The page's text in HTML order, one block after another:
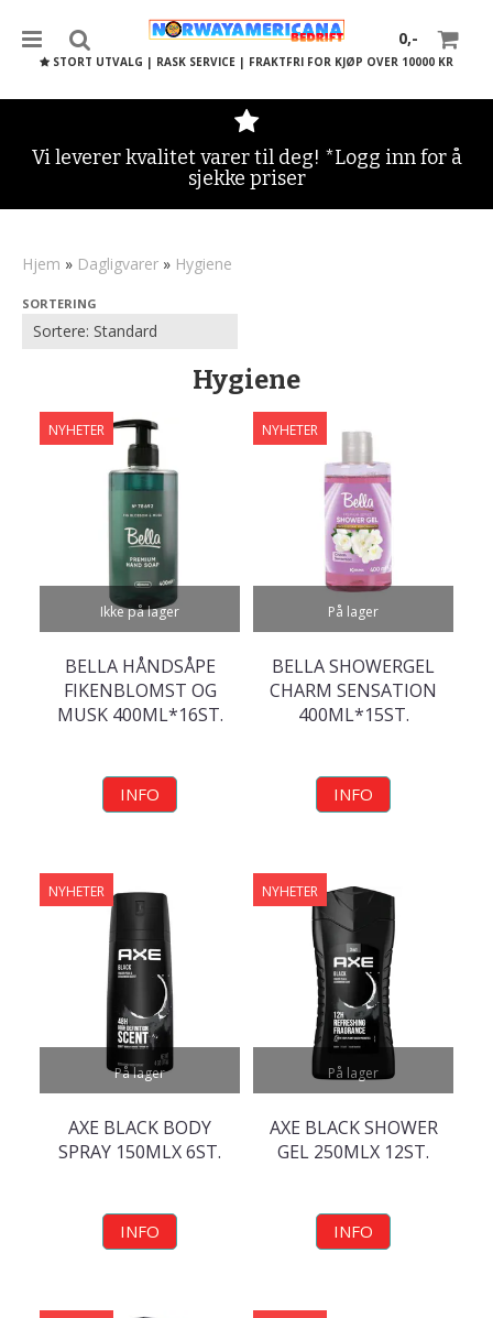
0,-
STORT UTVALG | RASK SERVICE | FRAKTFRI FOR KJØP OVER 10000 KR
Vi leverer kvalitet varer til deg! *Logg inn for å
sjekke priser
Hjem » Dagligvarer » Hygiene
SORTERING
Hygiene
Ikke på lager
NYHETER
BELLA HÅNDSÅPE
FIKENBLOMST OG
MUSK 400ML*16ST.
INFO
På lager
NYHETER
BELLA SHOWERGEL
CHARM SENSATION
400ML*15ST.
INFO
På lager
NYHETER
AXE BLACK BODY
SPRAY 150MLX 6ST.
INFO
På lager
NYHETER
AXE BLACK SHOWER
GEL 250MLX 12ST.
INFO